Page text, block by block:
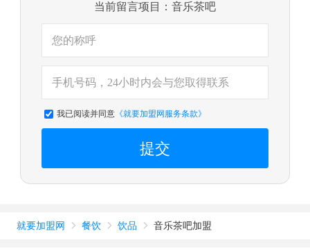
当前留言项目：音乐茶吧
我已阅读并同意《就要加盟网服务条款》
提交
就要加盟网  餐饮  饮品  音乐茶吧加盟